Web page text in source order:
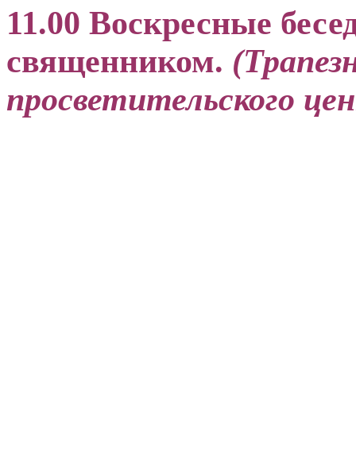
11.00 Воскресные
священником.
просветительского